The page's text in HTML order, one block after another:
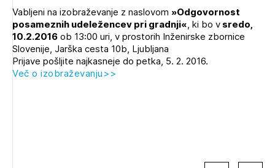
Praksa
O ZAPS
Vabljeni na izobraževanje z naslovom »Odgovornost
posameznih udeležencev pri gradnji«, ki bo vsredo,
10.2.2016ob 13:00 uri, v prostorih Inženirske zbornice
Slovenije, Jarška cesta 10b, Ljubljana
Prijave pošljite najkasneje do petka, 5. 2. 2016.
Več o izobraževanju>>
Novičnike. Označite svojo izbiro.
Novičnike vam bomo pošiljali na vaš elektronski naslov.
Mesečni novičnik